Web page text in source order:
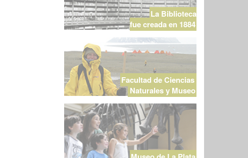
La Biblioteca
fue creada en 1884
Facultad de Ciencias
Naturales y Museo